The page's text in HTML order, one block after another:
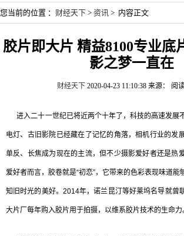
您当前的位置 ： 财经天下 > 资讯 > 内容正文
胶片即大片 精益8100专业底
影之梦一直在
财经天下 2020-04-23 11:10:38 来源： 阅
进入二十一世纪已将近两个十年了，科技的高速发展
电灯、古旧影院已经藏在了记忆的角落，相机行业的发
单反、长焦成为现在的主流，但不少摄影爱好者还是热
爱好者而言，胶卷就是“初恋”，它带来的色彩表现味道能
知旧时光的美好。2014年，诺兰昆汀等好莱坞名导就曾
大片厂每年购入胶片用于拍摄，以维系胶片技术的生命力